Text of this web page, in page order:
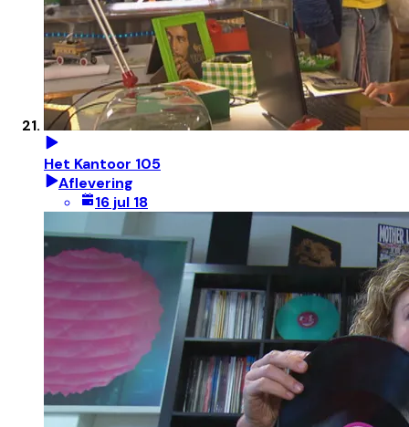
Het Kantoor 105
Aflevering
16 jul 18